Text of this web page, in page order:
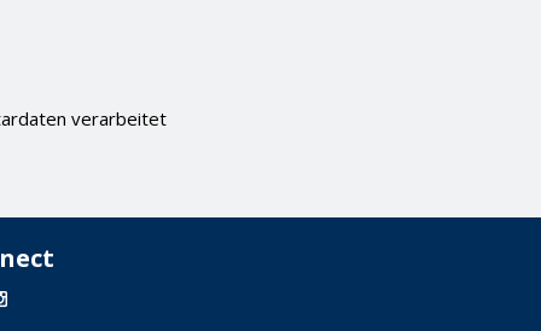
verarbeitet